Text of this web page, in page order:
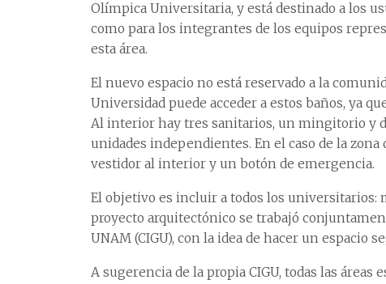
Olímpica Universitaria, y está destinado a los
como para los integrantes de los equipos
esta área.
El nuevo espacio no está reservado a la
Universidad puede acceder a estos baños, ya
Al interior hay tres sanitarios, un mingitorio y
unidades independientes. En el caso de la
vestidor al interior y un botón de emergencia.
El objetivo es incluir a todos los universitarios:
proyecto arquitectónico se trabajó
UNAM (CIGU), con la idea de hacer un espacio
A sugerencia de la propia CIGU, todas las